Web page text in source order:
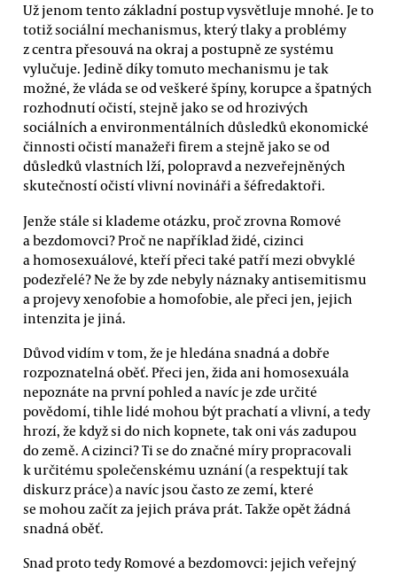
Už jenom tento základní postup vysvětluje mnohé. Je to
totiž sociální mechanismus, který tlaky a problémy
z centra přesouvá na okraj a postupně ze systému
vylučuje. Jedině díky tomuto mechanismu je tak
možné, že vláda se od veškeré špíny, korupce a špatných
rozhodnutí očistí, stejně jako se od hrozivých
sociálních a environmentálních důsledků ekonomické
činnosti očistí manažeři firem a stejně jako se od
důsledků vlastních lží, polopravd a nezveřejněných
skutečností očistí vlivní novináři a šéfredaktoři.
Jenže stále si klademe otázku, proč zrovna Romové
a bezdomovci? Proč ne například židé, cizinci
a homosexuálové, kteří přeci také patří mezi obvyklé
podezřelé? Ne že by zde nebyly náznaky antisemitismu
a projevy xenofobie a homofobie, ale přeci jen, jejich
intenzita je jiná.
Důvod vidím v tom, že je hledána snadná a dobře
rozpoznatelná oběť. Přeci jen, žida ani homosexuála
nepoznáte na první pohled a navíc je zde určité
povědomí, tihle lidé mohou být prachatí a vlivní, a tedy
hrozí, že když si do nich kopnete, tak oni vás zadupou
do země. A cizinci? Ti se do značné míry propracovali
k určitému společenskému uznání (a respektují tak
diskurz práce) a navíc jsou často ze zemí, které
se mohou začít za jejich práva prát. Takže opět žádná
snadná oběť.
Snad proto tedy Romové a bezdomovci: jejich veřejný